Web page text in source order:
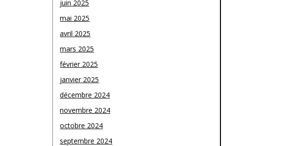
juin 2025
mai 2025
avril 2025
mars 2025
février 2025
janvier 2025
décembre 2024
novembre 2024
octobre 2024
septembre 2024